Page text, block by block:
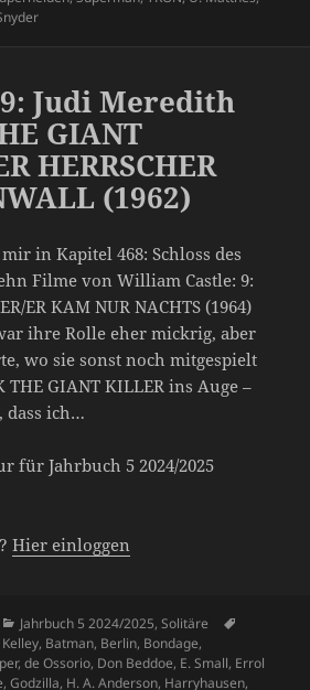
Judi Meredith
GIANT
HERRSCHER
(1962)
in Kapitel 468: Schloss des
Filme von William Castle: 9:
ER KAM NUR NACHTS (1964)
ihre Rolle eher mickrig, aber
wo sie sonst noch mitgespielt
THE GIANT KILLER ins Auge –
dass ich…
für Jahrbuch 5 2024/2025
Hier einloggen
Kategorien
Jahrbuch 5 2024/2025,Solitäre
Kelley, Batman, Berlin, Bondage,
,de Ossorio, Don Beddoe, E. Small, Errol
,Godzilla, H. A. Anderson, Harryhausen,